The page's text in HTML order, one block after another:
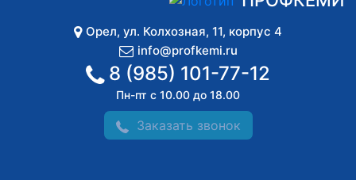
Орел, ул. Колхозная, 11, корпус 4
info@profkemi.ru
8 (985) 101-77-12
Пн-пт с 10.00 до 18.00
Заказать звонок